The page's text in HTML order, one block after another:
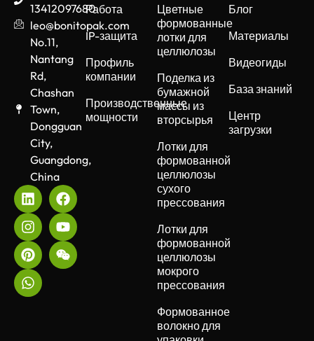
13412097680
leo@bonitopak.com
No.11,
Nantang
Rd,
Chashan
Town,
Dongguan
City,
Guangdong,
China
Работа
IP-защита
Профиль
компании
Производственные
мощности
Цветные
формованные
лотки для
целлюлозы
Поделка из
бумажной
массы из
вторсырья
Лотки для
формованной
целлюлозы
сухого
прессования
Лотки для
формованной
целлюлозы
мокрого
прессования
Формованное
волокно для
Блог
Материалы
Видеогиды
База знаний
Центр
загрузки